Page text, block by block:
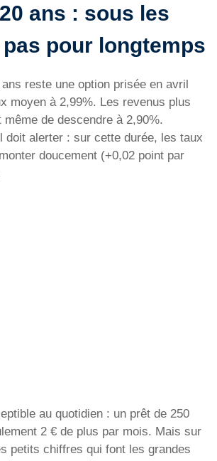
ans : sous les
pour longtemps
reste une option prisée en avril
moyen à 2,99%. Les revenus plus
de descendre à 2,90%.
doit alerter : sur cette durée, les taux
doucement (+0,02 point par
au quotidien : un prêt de 250
2 € de plus par mois. Mais sur
petits chiffres qui font les grandes